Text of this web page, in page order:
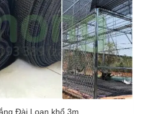
Đài Loan khổ 3m